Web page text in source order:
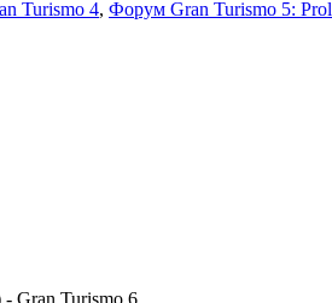
Turismo 4, Форум Gran Turismo 5:
Gran Turismo 6